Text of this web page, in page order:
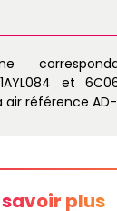
et
référence AD-
savoir plus